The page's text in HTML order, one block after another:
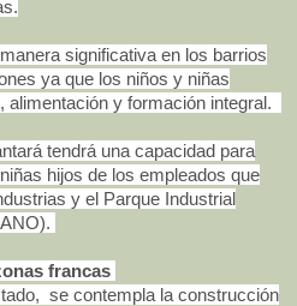
significativa en los barrios
ya que los niños y niñas
alimentación y formación integral.
tendrá una capacidad para
hijos de los empleados que
y el Parque Industrial
francas
se contempla la construcción